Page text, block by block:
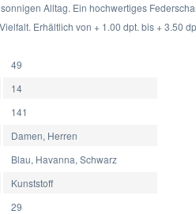
Alltag. Ein hochwertiges
Erhältlich von + 1.00 dpt. bis + 3.50
49
14
141
Damen, Herren
Blau, Havanna, Schwarz
Kunststoff
29